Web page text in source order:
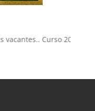
Curso 2026-2027